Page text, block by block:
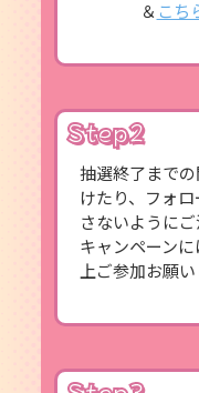
＆ こち
Step2
抽選終了まで
けたり、フォ
さないように
キャンペーン
上ご参加お願い